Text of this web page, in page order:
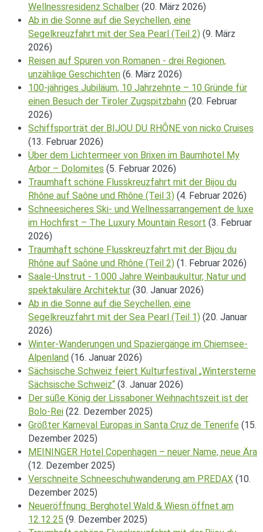
Wellnessresidenz Schalber (20. März 2026)
Ab in die Sonne auf die Seychellen, eine
Segelkreuzfahrt mit der Sea Pearl (Teil 2) (9. März
2026)
Reisen auf Spuren von Romanen - drei Regionen,
unzählige Geschichten (6. März 2026)
100-jähriges Jubiläum, 10 Jahrzehnte – 10 Gründe für
einen Besuch der Tiroler Zugspitzbahn (20. Februar
2026)
Schiffsporträt der BIJOU DU RHÔNE von nicko Cruises
(13. Februar 2026)
Über dem Lichtermeer von Brixen im Baumhotel My
Arbor – Dolomites (5. Februar 2026)
Traumhaft schöne Flusskreuzfahrt mit der Bijou du
Rhône auf Saône und Rhône (Teil 3) (4. Februar 2026)
Schneesicheres Ski- und Wellnessarrangement de luxe
im Hochfirst – The Luxury Mountain Resort (3. Februar
2026)
Traumhaft schöne Flusskreuzfahrt mit der Bijou du
Rhône auf Saône und Rhône (Teil 2) (1. Februar 2026)
Saale-Unstrut - 1.000 Jahre Weinbaukultur, Natur und
spektakuläre Architektur (30. Januar 2026)
Ab in die Sonne auf die Seychellen, eine
Segelkreuzfahrt mit der Sea Pearl (Teil 1) (20. Januar
2026)
Winter-Wanderungen und Spaziergänge im Chiemsee-
Alpenland (16. Januar 2026)
Sächsische Schweiz feiert Kulturfestival „Wintersterne
Sächsische Schweiz“ (3. Januar 2026)
Der süße König der Lissaboner Weihnachtszeit ist der
Bolo-Rei (22. Dezember 2025)
Größter Karneval Europas in Santa Cruz de Tenerife (15.
Dezember 2025)
MEININGER Hotel Copenhagen – neuer Name, neue Ära
(12. Dezember 2025)
Verschneite Schneeschuhwanderung am PREDAX (10.
Dezember 2025)
Neueröffnung: Berghotel Wald & Wiesn öffnet am
12.12.25 (9. Dezember 2025)